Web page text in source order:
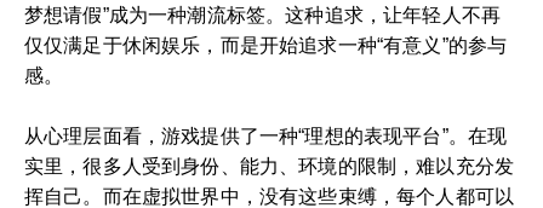
梦想请假”成为一种潮流标签。这种追求，让年轻人不再
仅仅满足于休闲娱乐，而是开始追求一种“有意义”的参与
感。
从心理层面看，游戏提供了一种“理想的表现平台”。在现
实里，很多人受到身份、能力、环境的限制，难以充分发
挥自己。而在虚拟世界中，没有这些束缚，每个人都可以